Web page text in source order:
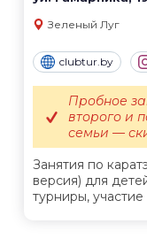
Зеленый Луг
clubtur.by
Занятия по
версия) для
турниры, участие
Пробное
второго и
семьи —